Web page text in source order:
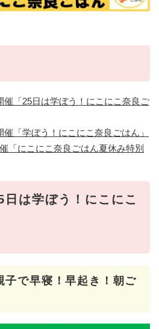
「25日は学ぼう！にこにこ奈良ご
「学ぼう！にこにこ奈良ごはん」
にこにこ奈良ごはん夏休み特別
は学ぼう！にこにこ
はん
子で早寝！早起き！朝ご